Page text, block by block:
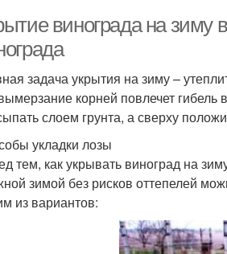
винограда на зиму
задача укрытия на зиму –
корней повлечет гибель
слоем грунта, а сверху
укладки лозы
тем, как укрывать виноград на
зимой без рисков оттепелей
из вариантов: